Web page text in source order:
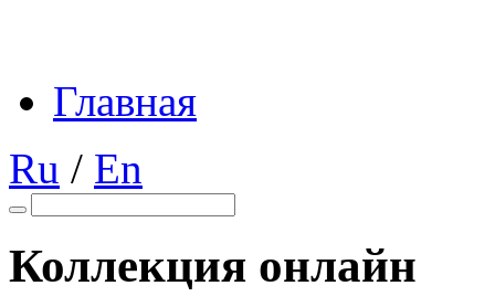
Главная
Ru / En
Коллекция онлайн